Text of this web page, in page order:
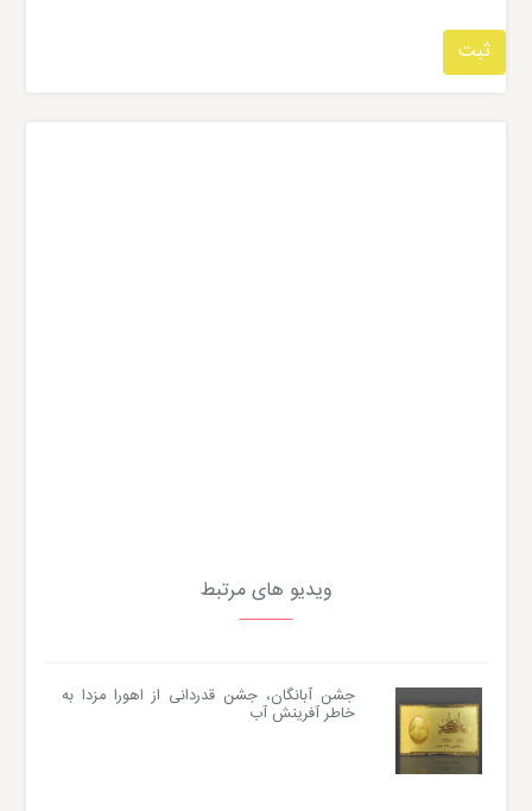
ویدیو های مرتبط
جشن آبانگان، جشن قدردانی از اهورا مزدا به
خاطر آفرینش آب